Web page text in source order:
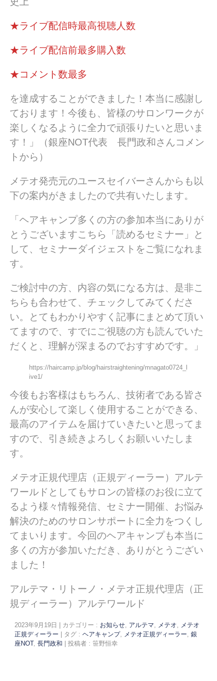
★ライブ配信時最高視聴人数
★ライブ配信前最多購入数
★コメント数最多
を達成することができました！本当に感謝し
ております！今後も、皆様のサロンワークが
楽しくなるように全力で頑張りたいと思いま
す！」（銀座NOT代表 長門政和さんコメン
トから）
メテオ発売元のユースセイバーさんからも以
下の案内がきましたので共有いたします。
「ヘアキャンプ多くの方の参加本当にありが
とうございますこちら「読めるセミナー」と
して、セミナーダイジェストをご覧になれま
す。
ご検討中の方、内容の気になる方は、是非こ
ちらも合わせて、チェックしてみてくださ
い。とてもわかりやすく記事にまとめて頂い
てますので、すでにご視聴の方も読んでいた
だくと、理解が深まるのでおすすめです。」
https://haircamp.jp/blog/hairstraightening/mnagato0724_l
ive1/
今後もお客様はもちろん、技術者である皆さ
んが安心して楽しく使用することができる、
最高のアイテムを届けていきたいと思ってま
すので、引き続きよろしくお願いいたしま
す。
メテオ正規代理店（正規ディーラー）アルテ
ワールドとしてもサロンの皆様のお役に立て
るよう様々情報発信、セミナー開催、お悩み
解決のためのサロンサポートに全力をつくし
てまいります。今回のヘアキャンプも本当に
多くの方が参加いただき、ありがとうござい
ました！
アルテマ・リトーノ・メテオ正規代理店（正
規ディーラー）アルテワールド
2023年9月19日 カテゴリー : お知らせ アルテマ メテオ
メテオ
正規ディーラー
タグ : ヘアキャンプ, メテオ正規ディーラー 銀
座NOT, 長門政和 投稿者 : 笹野恒幸